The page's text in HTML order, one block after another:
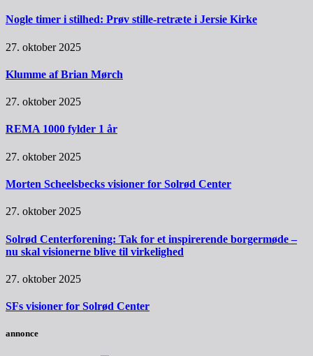
Nogle timer i stilhed: Prøv stille-retræte i Jersie Kirke
27. oktober 2025
Klumme af Brian Mørch
27. oktober 2025
REMA 1000 fylder 1 år
27. oktober 2025
Morten Scheelsbecks visioner for Solrød Center
27. oktober 2025
Solrød Centerforening: Tak for et inspirerende borgermøde –
nu skal visionerne blive til virkelighed
27. oktober 2025
SFs visioner for Solrød Center
annonce